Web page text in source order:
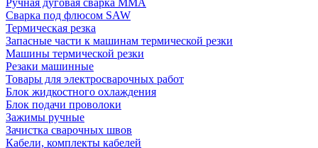
Ручная дуговая сварка MMA
Сварка под флюсом SAW
Термическая резка
Запасные части к машинам термической резки
Машины термической резки
Резаки машинные
Товары для электросварочных работ
Блок жидкостного охлаждения
Блок подачи проволоки
Зажимы ручные
Зачистка сварочных швов
Кабели, комплекты кабелей